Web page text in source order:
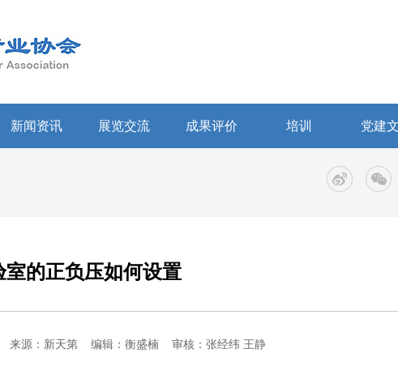
新闻资讯 展览交流 成果评价 培训 党建
室的正负压如何设置
来源：新天第 编辑：衡盛楠 审核：张经纬 王静